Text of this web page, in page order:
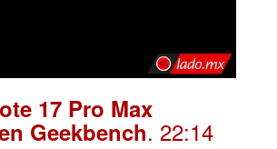
17 Pro Max
Geekbench. 22:14